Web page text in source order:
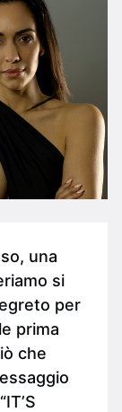
una
si
per
prima
che